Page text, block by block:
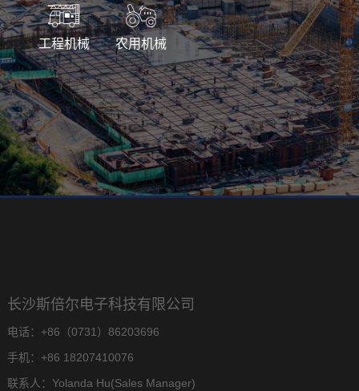
工程机械 农用机械
长沙斯倍尔电子科技有限公司
电话：+86（0731）86203696
手机：+86 18207410076
联系人：Yolanda Hu(Sales Manager)